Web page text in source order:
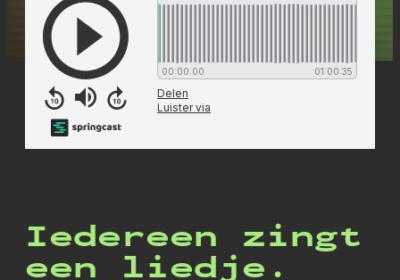
Iedereen zingt
een liedje.